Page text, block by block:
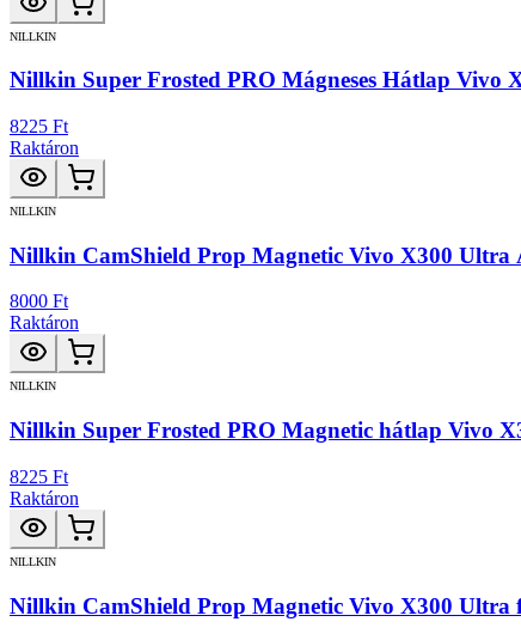
NILLKIN
Nillkin Super Frosted PRO Mágneses Hátlap Vivo
8225 Ft
Raktáron
NILLKIN
Nillkin CamShield Prop Magnetic Vivo X300 Ultra
8000 Ft
Raktáron
NILLKIN
Nillkin Super Frosted PRO Magnetic hátlap Vivo
8225 Ft
Raktáron
NILLKIN
Nillkin CamShield Prop Magnetic Vivo X300 Ultra